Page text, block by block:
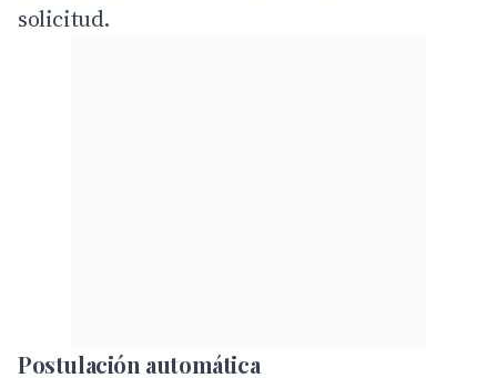
solicitud.
Postulación automática